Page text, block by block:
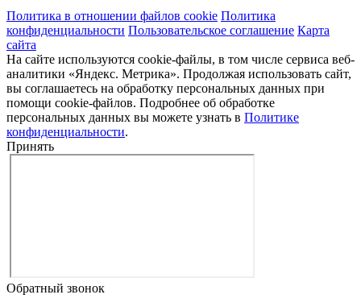
Политика в отношении файлов cookie Политика
конфиденциальности Пользовательское соглашение Карта
сайта
На сайте используются cookie-файлы, в том числе сервиса веб-
аналитики «Яндекс. Метрика». Продолжая использовать сайт,
вы соглашаетесь на обработку персональных данных при
помощи cookie-файлов. Подробнее об обработке
персональных данных вы можете узнать в Политике
конфиденциальности.
Принять
Обратный звонок